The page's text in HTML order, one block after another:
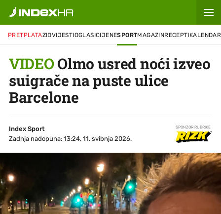
PRETPLATAZIDVIJESTIOGLASICIJENESPORTMAGAZINRECEPTIKALENDAR
VIDEOOlmo usred noći izveo
suigrače na puste ulice
Barcelone
Index Sport
Zadnja nadopuna: 13:24, 11. svibnja 2026.
SPONZOR RUBRIKE